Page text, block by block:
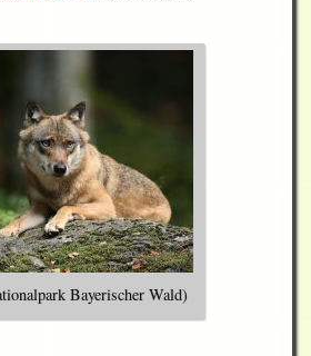
Bayerischer Wald)